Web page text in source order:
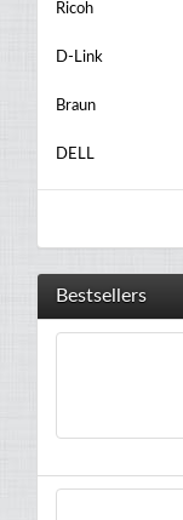
Ricoh
D-Link
Braun
DELL
Bestsellers